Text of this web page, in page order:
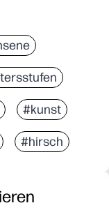
#kunst
#hirsch